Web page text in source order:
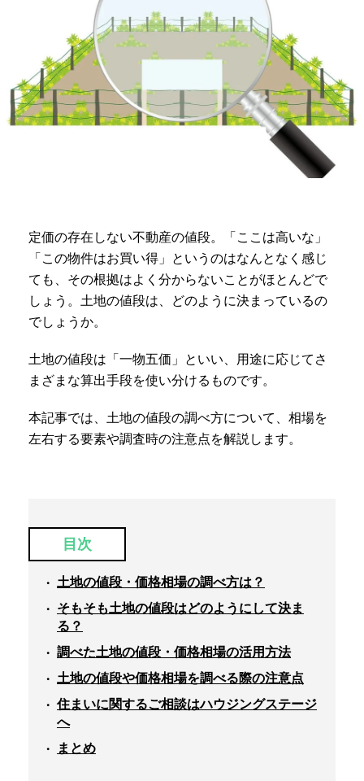
定価の存在しない不動産の値段。「ここは高いな」
「この物件はお買い得」というのはなんとなく感じ
ても、その根拠はよく分からないことがほとんどで
しょう。土地の値段は、どのように決まっているの
でしょうか。
土地の値段は「一物五価」といい、用途に応じてさ
まざまな算出手段を使い分けるものです。
本記事では、土地の値段の調べ方について、相場を
左右する要素や調査時の注意点を解説します。
目次
土地の値段・価格相場の調べ方は？
そもそも土地の値段はどのようにして決ま
る？
調べた土地の値段・価格相場の活用方法
土地の値段や価格相場を調べる際の注意点
住まいに関するご相談はハウジングステージ
へ
まとめ